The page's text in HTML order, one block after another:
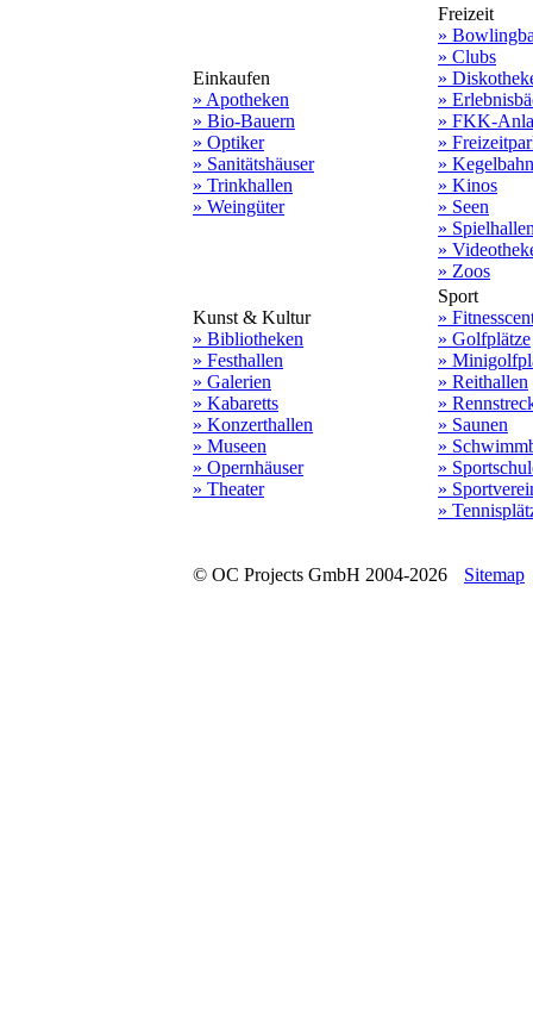
Einkaufen
» Apotheken
» Bio-Bauern
» Optiker
» Sanitätshäuser
» Trinkhallen
» Weingüter
Freizeit
»
» Clubs
»
»
» FKK-
»
»
» Kinos
» Seen
»
»
» Zoos
Kunst & Kultur
» Bibliotheken
» Festhallen
» Galerien
» Kabaretts
» Konzerthallen
» Museen
» Opernhäuser
» Theater
Sport
»
» Golfplätze
»
» Reithallen
»
» Saunen
»
»
»
»
© OC Projects GmbH 2004-2026 Sitemap